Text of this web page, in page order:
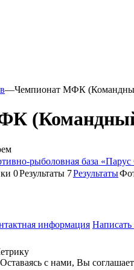
—Чемпионат МФК
(Командный
рыболовная база «Парус
0Результаты 7Результаты
информация
с нами, Вы